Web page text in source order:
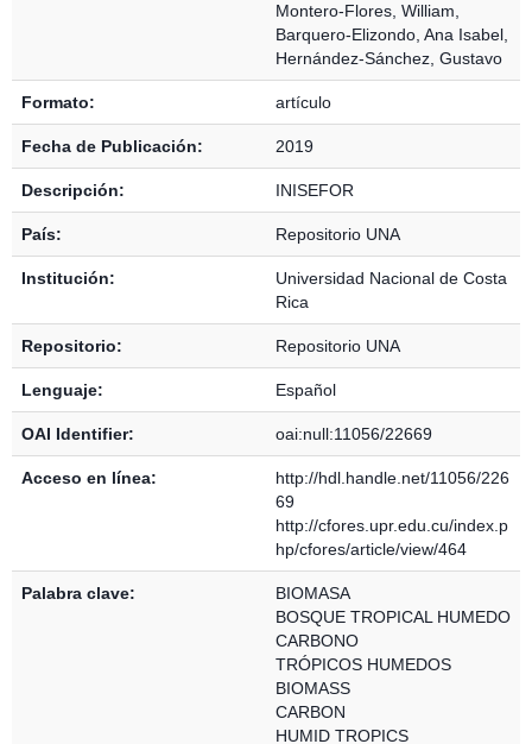
Montero-Flores, William
Barquero-Elizondo, Ana Isabel
Hernández-Sánchez, Gustavo
Formato: artículo
Fecha de Publicación: 2019
Descripción: INISEFOR
País: Repositorio UNA
Institución:
Universidad Nacional de Costa
Rica
Repositorio: Repositorio UNA
Lenguaje: Español
OAI Identifier: oai:null:11056/22669
Acceso en línea:
http://hdl.handle.net/11056/226
69
http://cfores.upr.edu.cu/index.p
hp/cfores/article/view/464
Palabra clave:
BIOMASA
BOSQUE TROPICAL HUMEDO
CARBONO
TRÓPICOS HUMEDOS
BIOMASS
CARBON
HUMID TROPICS